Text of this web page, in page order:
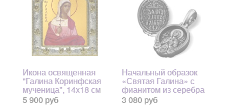
Икона освященная
"Галина Коринфская
мученица", 14x18 см
арт.243825
5 900 руб
Начальный образок
«Святая Галина» с
фианитом из серебра
925 пробы с чернением
3 080 руб